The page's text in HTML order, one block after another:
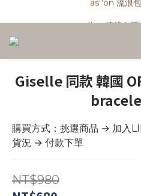
as''on 流浪包
精品類商
Giselle 同款 韓國
購買方式：挑選商品 → 加入
貨況 → 付款下單
NT$980